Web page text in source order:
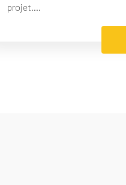
projet....